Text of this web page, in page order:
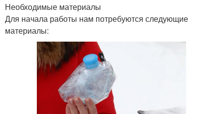
Необходимые материалы
Для начала работы нам потребуются следующие
материалы: